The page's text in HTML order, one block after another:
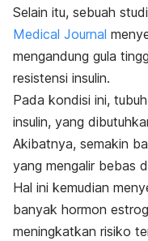
Selain itu, sebuah
Medical Journal
mengandung gula
resistensi insulin.
Pada kondisi ini,
insulin, yang
Akibatnya, semakin
yang mengalir bebas
Hal ini kemudian
banyak hormon
meningkatkan risiko